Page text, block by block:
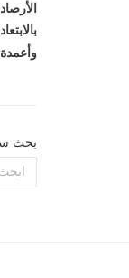
وأعمدة
بحث